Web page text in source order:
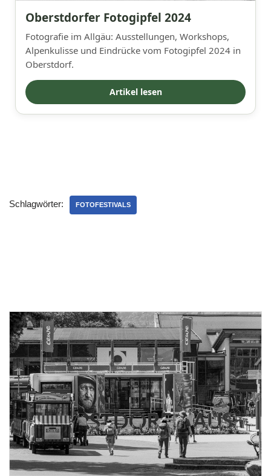
Oberstdorfer Fotogipfel 2024
Fotografie im Allgäu: Ausstellungen, Workshops,
Alpenkulisse und Eindrücke vom Fotogipfel 2024 in
Oberstdorf.
Artikel lesen
Schlagwörter: FOTOFESTIVALS